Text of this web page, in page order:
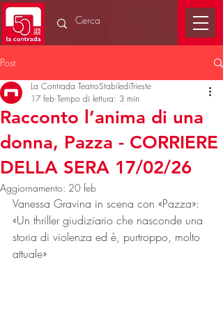
Post
Racconto l’anima di una
donna, Pazza - CORRIERE
DELLA SERA 17/02/26
La Contrada TeatroStabilediTrieste
17 feb Tempo di lettura: 3 min
Aggiornamento: 20 feb
Vanessa Gravina in scena con «Pazza»:
«Un thriller giudiziario che nasconde una
storia di violenza ed è, purtroppo, molto
attuale»